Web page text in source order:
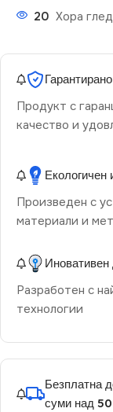
20 Хора
Продукт с
качество и
Екологичен
Произведен с
материали и
Иновативен
Разработен с
технологии
Безплатна
суми над